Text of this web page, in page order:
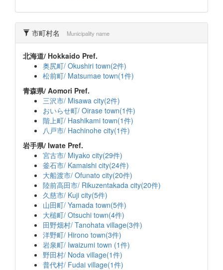
市町村名 Municipality name
北海道/ Hokkaido Pref.
奥尻町/ Okushiri town(2件)
松前町/ Matsumae town(1件)
青森県/ Aomori Pref.
三沢市/ Misawa city(2件)
おいらせ町/ Oirase town(1件)
階上町/ Hashikami town(1件)
八戸市/ Hachinohe city(1件)
岩手県/ Iwate Pref.
宮古市/ Miyako city(29件)
釜石市/ Kamaishi city(24件)
大船渡市/ Ofunato city(20件)
陸前高田市/ Rikuzentakada city(20件)
久慈市/ Kuji city(5件)
山田町/ Yamada town(5件)
大槌町/ Otsuchi town(4件)
田野畑村/ Tanohata village(3件)
洋野町/ Hirono town(3件)
岩泉町/ Iwaizumi town (1件)
野田村/ Noda village(1件)
普代村/ Fudai village(1件)